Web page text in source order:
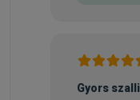
Gyors